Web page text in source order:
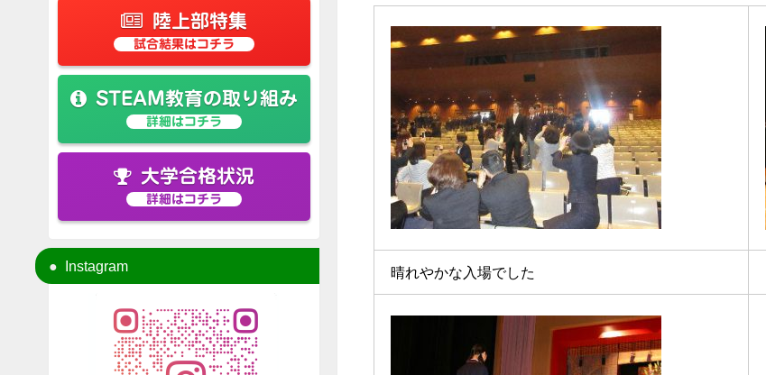
晴れやかな入場でした
陸上部特集
試合結果はコチラ
STEAM教育の取り組み
詳細はコチラ
大学合格状況
詳細はコチラ
Instagram